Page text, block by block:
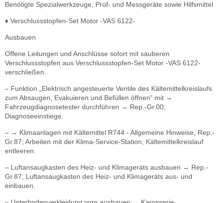
Benötigte Spezialwerkzeuge, Prüf- und Messgeräte sowie Hilfsmittel
♦ Verschlussstopfen-Set Motor -VAS 6122-
Ausbauen
Offene Leitungen und Anschlüsse sofort mit sauberen
Verschlussstopfen aus Verschlussstopfen-Set Motor -VAS 6122-
verschließen.
– Funktion „Elektrisch angesteuerte Ventile des Kältemittelkreislaufs
zum Absaugen, Evakuieren und Befüllen öffnen“ mit →
Fahrzeugdiagnosetester durchführen → Rep.-Gr.00;
Diagnoseeinstiege.
– → Klimaanlagen mit Kältemittel R744 - Allgemeine Hinweise; Rep.-
Gr.87; Arbeiten mit der Klima-Service-Station; Kältemittelkreislauf
entleeren.
– Luftansaugkasten des Heiz- und Klimageräts ausbauen → Rep.-
Gr.87; Luftansaugkasten des Heiz- und Klimageräts aus- und
einbauen.